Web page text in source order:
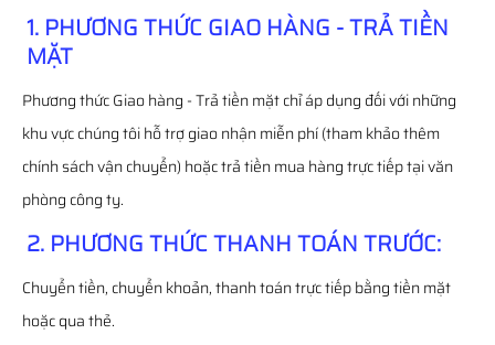
1. PHƯƠNG THỨC GIAO HÀNG - TRẢ TIỀN
MẶT
Phương thức Giao hàng - Trả tiền mặt chỉ áp dụng đối với những
khu vực chúng tôi hỗ trợ giao nhận miễn phí (tham khảo thêm
chính sách vận chuyển) hoặc trả tiền mua hàng trực tiếp tại văn
phòng công ty.
2. PHƯƠNG THỨC THANH TOÁN TRƯỚC:
Chuyển tiền, chuyển khoản, thanh toán trực tiếp bằng tiền mặt
hoặc qua thẻ.